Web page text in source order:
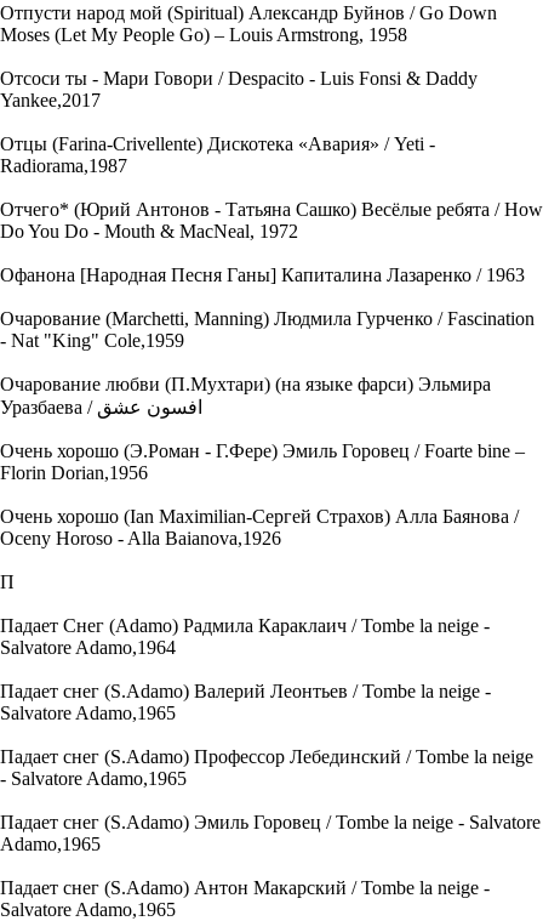
Отпусти народ мой (Spiritual) Александр Буйнов / Go Down
Moses (Let My People Go) – Louis Armstrong, 1958
Отсоси ты - Мари Говори / Despacito - Luis Fonsi & Daddy
Yankee,2017
Отцы (Farina-Crivellente) Дискотека «Авария» / Yeti -
Radiorama,1987
Отчего* (Юрий Антонов - Татьяна Сашко) Весёлые ребята / How
Do You Do - Mouth & MacNeal, 1972
Офанона [Народная Песня Ганы] Капиталина Лазаренко / 1963
Очарование (Marchetti, Manning) Людмила Гурченко / Fascination
- Nat "King" Cole,1959
Очарование любви (П.Мухтари) (на языке фарси) Эльмира
Уразбаева / افسون عشق
Очень хорошо (Э.Роман - Г.Фере) Эмиль Горовец / Foarte bine –
Florin Dorian,1956
Очень хорошо (Ian Maximilian-Сергей Страхов) Алла Баянова /
Oceny Horoso - Alla Baianova,1926
П
Падает Снег (Adamo) Радмила Караклаич / Tombe la neige -
Salvatore Adamo,1964
Падает снег (S.Adamo) Валерий Леонтьев / Tombe la neige -
Salvatore Adamo,1965
Падает снег (S.Adamo) Профессор Лебединский / Tombe la neige
- Salvatore Adamo,1965
Падает снег (S.Adamo) Эмиль Горовец / Tombe la neige - Salvatore
Adamo,1965
Падает снег (S.Adamo) Антон Макарский / Tombe la neige -
Salvatore Adamo,1965